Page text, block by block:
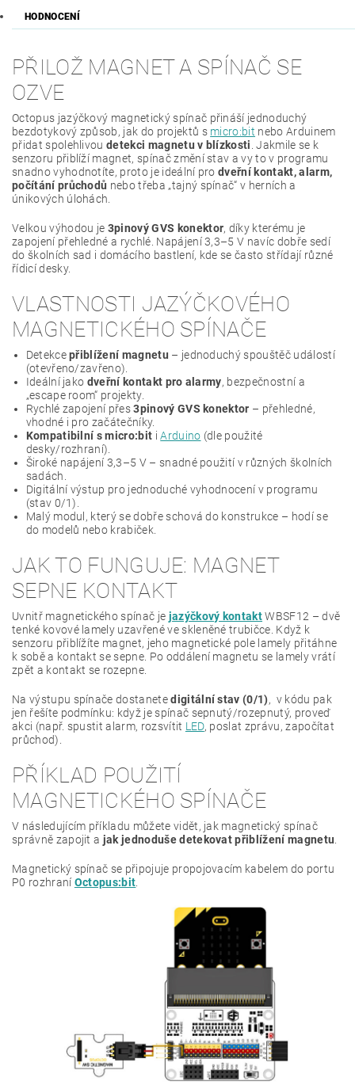
HODNOCENÍ
PŘILOŽ MAGNET A SPÍNAČ SE
OZVE
Octopus jazýčkový magnetický spínač přináší jednoduchý
bezdotykový způsob, jak do projektů s micro:bit nebo Arduinem
přidat spolehlivoudetekci magnetu v blízkosti. Jakmile se k
senzoru přiblíží magnet, spínač změní stav a vy to v programu
snadno vyhodnotíte, proto je ideální prodveřní kontakt, alarm,
počítání průchodů nebo třeba „tajný spínač“ v herních a
únikových úlohách.
Velkou výhodou je 3pinový GVS konektor, díky kterému je
zapojení přehledné a rychlé. Napájení 3,3–5 V navíc dobře sedí
do školních sad i domácího bastlení, kde se často střídají různé
řídicí desky.
VLASTNOSTI JAZÝČKOVÉHO
MAGNETICKÉHO SPÍNAČE
Detekcepřiblížení magnetu – jednoduchý spouštěč událostí
(otevřeno/zavřeno).
Ideální jako dveřní kontakt pro alarmy, bezpečnostní a
„escape room“ projekty.
Rychlé zapojení přes3pinový GVS konektor – přehledné,
vhodné i pro začátečníky.
Kompatibilní s micro:bit iArduino (dle použité
desky/rozhraní).
Široké napájení 3,3–5 V – snadné použití v různých školních
sadách.
Digitální výstup pro jednoduché vyhodnocení v programu
(stav 0/1).
Malý modul, který se dobře schová do konstrukce – hodí se
do modelů nebo krabiček.
JAK TO FUNGUJE: MAGNET
SEPNE KONTAKT
Uvnitř magnetického spínač je jazýčkový kontaktWBSF12 – dvě
tenké kovové lamely uzavřené ve skleněné trubičce. Když k
senzoru přiblížíte magnet, jeho magnetické pole lamely přitáhne
k sobě a kontakt se sepne. Po oddálení magnetu se lamely vrátí
zpět a kontakt se rozepne.
Na výstupu spínače dostanetedigitální stav (0/1), v kódu pak
jen řešíte podmínku: když je spínač sepnutý/rozepnutý, proveď
akci (např. spustit alarm, rozsvítit LED, poslat zprávu, započítat
průchod).
PŘÍKLAD POUŽITÍ
MAGNETICKÉHO SPÍNAČE
V následujícím příkladu můžete vidět, jak magnetický spínač
správně zapojit a jak jednoduše detekovat přiblížení magnetu.
Magnetický spínač se připojuje propojovacím kabelem do portu
P0 rozhraní Octopus:bit.